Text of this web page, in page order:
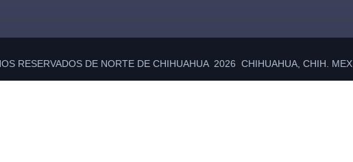
RESERVADOS DE NORTE DE CHIHUAHUA 2026 CHIHUAHUA, CHIH. MEX.